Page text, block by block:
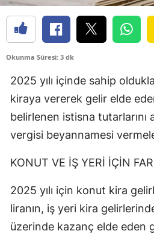
Okunma Süresi: 3 dk
2025 yılı içinde sahip
kiraya vererek gelir elde
belirlenen istisna tutarlarını
vergisi beyannamesi
KONUT VE İŞ YERİ İÇİN
2025 yılı için konut kira
liranın, iş yeri kira
üzerinde kazanç elde eden